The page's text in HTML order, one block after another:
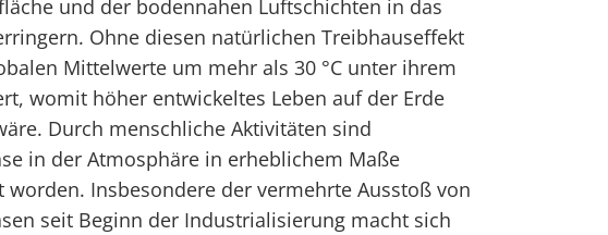
und der bodennahen Luftschichten in das
Ohne diesen natürlichen Treibhauseffekt
Mittelwerte um mehr als 30 °C unter ihrem
womit höher entwickeltes Leben auf der Erde
Durch menschliche Aktivitäten sind
in der Atmosphäre in erheblichem Maße
worden. Insbesondere der vermehrte Ausstoß von
seit Beginn der Industrialisierung macht sich